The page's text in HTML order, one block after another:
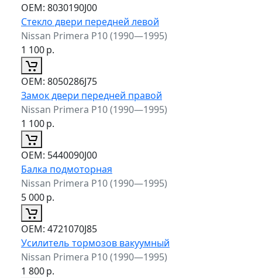
ОЕМ: 8030190J00
Стекло двери передней левой
Nissan Primera P10 (1990—1995)
1 100р.
ОЕМ: 8050286J75
Замок двери передней правой
Nissan Primera P10 (1990—1995)
1 100р.
ОЕМ: 5440090J00
Балка подмоторная
Nissan Primera P10 (1990—1995)
5 000р.
ОЕМ: 4721070J85
Усилитель тормозов вакуумный
Nissan Primera P10 (1990—1995)
1 800р.